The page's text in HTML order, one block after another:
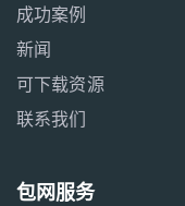
成功案例
新闻
可下载资源
联系我们
包网服务